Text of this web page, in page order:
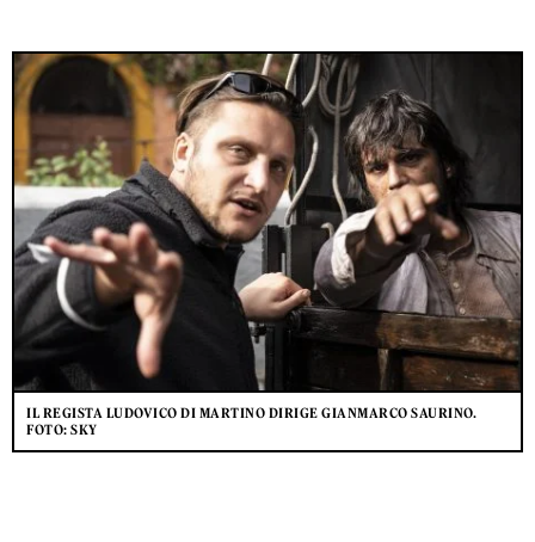
IL REGISTA LUDOVICO DI MARTINO DIRIGE GIANMARCO SAURINO.
FOTO: SKY